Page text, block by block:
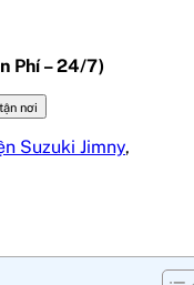
Phí – 24/7)
nơi
Suzuki Jimny,